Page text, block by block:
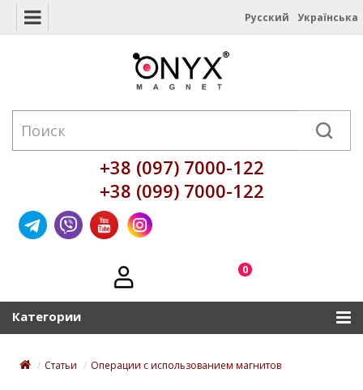
Русский Українська
+38 (097) 7000-122
+38 (099) 7000-122
0
Категории
Статьи Операции с использованием магнитов